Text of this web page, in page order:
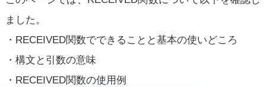
ました。
・RECEIVED関数でできることと基本の使いどころ
・構文と引数の意味
・RECEIVED関数の使用例